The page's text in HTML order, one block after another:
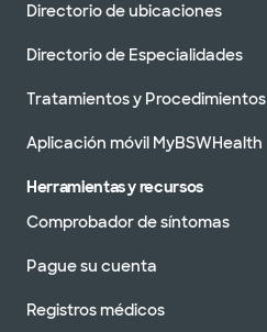
Directorio de ubicaciones
Directorio de Especialidades
Tratamientos y Procedimientos
Aplicación móvil MyBSWHealth
Herramientas y recursos
Comprobador de síntomas
Pague su cuenta
Registros médicos